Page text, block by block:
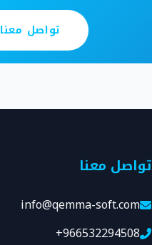
تواصل معنا
تواصل معنا
info@qemma-soft.com
+966532294508